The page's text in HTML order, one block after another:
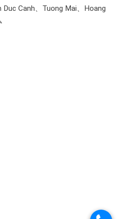
Canh、Tuong Mai、Hoang